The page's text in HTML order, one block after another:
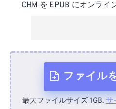
CHM を EPUB にオンライ
ファイル
最大ファイルサイズ 1GB. サ